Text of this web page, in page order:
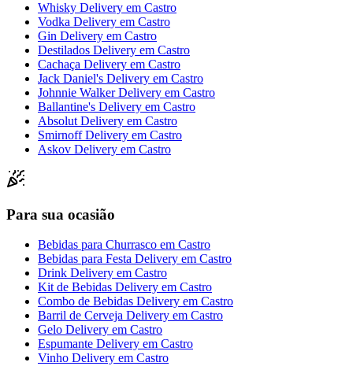
Whisky Delivery em Castro
Vodka Delivery em Castro
Gin Delivery em Castro
Destilados Delivery em Castro
Cachaça Delivery em Castro
Jack Daniel's Delivery em Castro
Johnnie Walker Delivery em Castro
Ballantine's Delivery em Castro
Absolut Delivery em Castro
Smirnoff Delivery em Castro
Askov Delivery em Castro
Para sua ocasião
Bebidas para Churrasco em Castro
Bebidas para Festa Delivery em Castro
Drink Delivery em Castro
Kit de Bebidas Delivery em Castro
Combo de Bebidas Delivery em Castro
Barril de Cerveja Delivery em Castro
Gelo Delivery em Castro
Espumante Delivery em Castro
Vinho Delivery em Castro